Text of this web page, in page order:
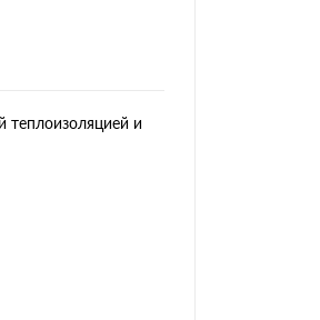
теплоизоляцией и